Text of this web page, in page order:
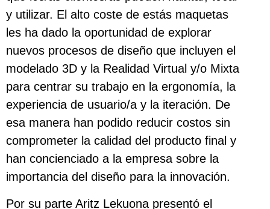
y utilizar. El alto coste de estás maquetas
les ha dado la oportunidad de explorar
nuevos procesos de diseño que incluyen el
modelado 3D y la Realidad Virtual y/o Mixta
para centrar su trabajo en la ergonomía, la
experiencia de usuario/a y la iteración. De
esa manera han podido reducir costos sin
comprometer la calidad del producto final y
han concienciado a la empresa sobre la
importancia del diseño para la innovación.
Por su parte Aritz Lekuona presentó el